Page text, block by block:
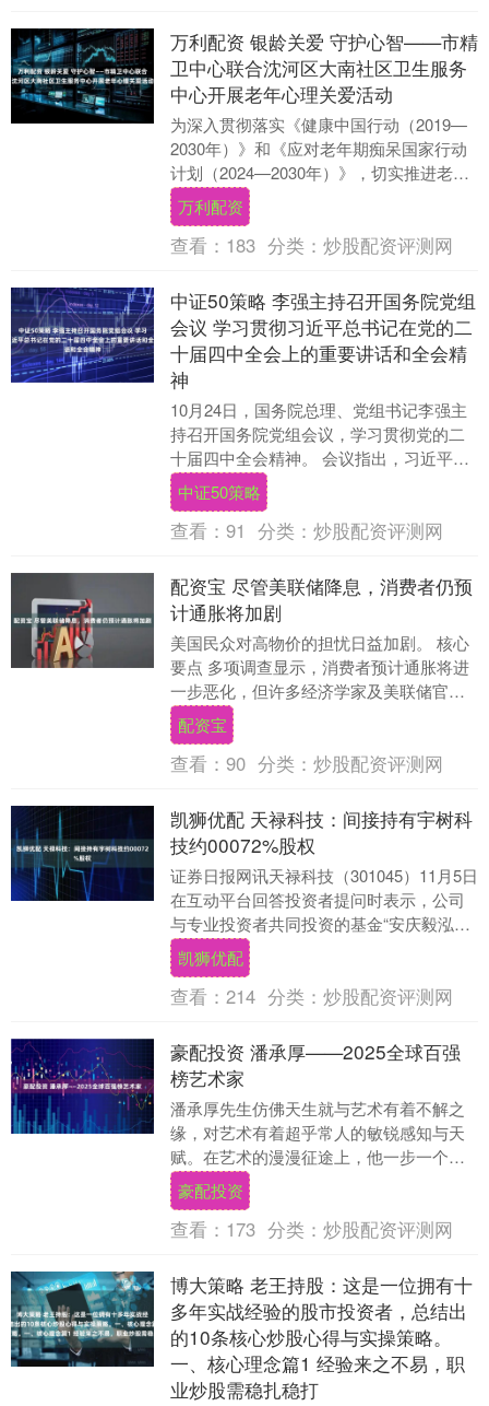
万利配资 银龄关爱 守护心智——市精
卫中心联合沈河区大南社区卫生服务
中心开展老年心理关爱活动
为深入贯彻落实《健康中国行动（2019—
2030年）》和《应对老年期痴呆国家行动
计划（2024—2030年）》，切实推进老年
期痴呆防治科普宣传工作，提升公众的
认....
万利配资
查看： 183 分类： 炒股配资评测网
中证50策略 李强主持召开国务院党组
会议 学习贯彻习近平总书记在党的二
十届四中全会上的重要讲话和全会精
神
10月24日，国务院总理、党组书记李强主
持召开国务院党组会议，学习贯彻党的二
十届四中全会精神。 会议指出，习近平总
书记在全会上所作的工作报告和重要讲
话，总结了党....
中证50策略
查看： 91 分类： 炒股配资评测网
配资宝 尽管美联储降息，消费者仍预
计通胀将加剧
美国民众对高物价的担忧日益加剧。 核心
要点 多项调查显示，消费者预计通胀将进
一步恶化，但许多经济学家及美联储官员
对通胀放缓持乐观态度。9 月通胀数据相对
温和，为....
配资宝
查看： 90 分类： 炒股配资评测网
凯狮优配 天禄科技：间接持有宇树科
技约00072%股权
证券日报网讯天禄科技（301045）11月5日
在互动平台回答投资者提问时表示，公司
与专业投资者共同投资的基金“安庆毅泓创
业投资合伙企业(有限合伙)”通过间接持
股....
凯狮优配
查看： 214 分类： 炒股配资评测网
豪配投资 潘承厚——2025全球百强
榜艺术家
潘承厚先生仿佛天生就与艺术有着不解之
缘，对艺术有着超乎常人的敏锐感知与天
赋。在艺术的漫漫征途上，他一步一个脚
印，以笃定的姿态不断探索前行。从对传
统技法的精研细磨....
豪配投资
查看： 173 分类： 炒股配资评测网
博大策略 老王持股：这是一位拥有十
多年实战经验的股市投资者，总结出
的10条核心炒股心得与实操策略。
一、核心理念篇1 经验来之不易，职
业炒股需稳扎稳打